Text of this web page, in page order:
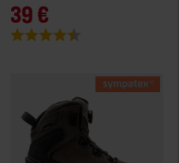
39 €
Bewertung: